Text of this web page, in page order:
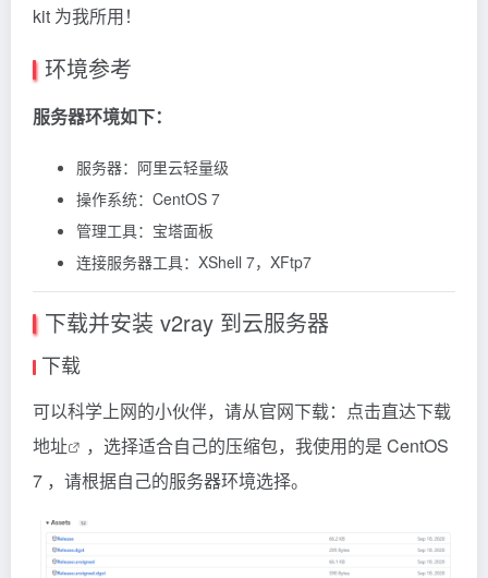
kit 为我所用！
环境参考
服务器环境如下：
服务器：阿里云轻量级
操作系统：CentOS 7
管理工具：宝塔面板
连接服务器工具：XShell 7，XFtp7
下载并安装 v2ray 到云服务器
下载
可以科学上网的小伙伴，请从官网下载： 点击直达下载
地址
，选择适合自己的压缩包，我使用的是 CentOS
7 ，请根据自己的服务器环境选择。